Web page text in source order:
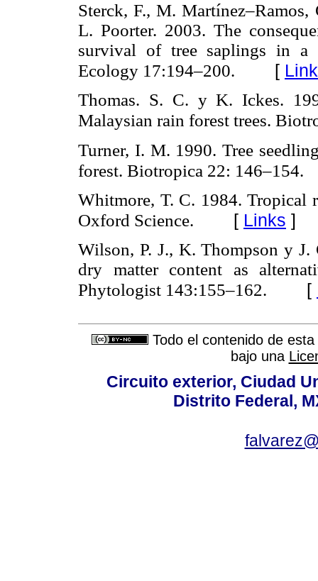
Sterck, F., M.
L. Poorter. 2003. The
survival of tree saplings in a
Ecology 17:194–200. [
Thomas. S. C. y K. Ickes.
Malaysian rain forest trees.
Turner, I. M. 1990. Tree
forest. Biotropica 22: 146–154.
Whitmore, T. C. 1984. Tropical
Oxford Science. [ Links ]
Wilson, P. J., K. Thompson y J.
dry matter content as
Phytologist 143:155–162. [
Todo el contenido de
bajo una
Circuito exterior, Ciudad
Distrito Federal,